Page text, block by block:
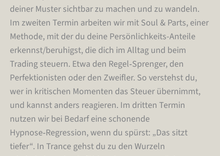
deiner Muster sichtbar zu machen und zu wandeln.
Im zweiten Termin arbeiten wir mit Soul & Parts, einer
Methode, mit der du deine Persönlichkeits-Anteile
erkennst/beruhigst, die dich im Alltag und beim
Trading steuern. Etwa den Regel‑Sprenger, den
Perfektionisten oder den Zweifler. So verstehst du,
wer in kritischen Momenten das Steuer übernimmt,
und kannst anders reagieren. Im dritten Termin
nutzen wir bei Bedarf eine schonende
Hypnose‑Regression, wenn du spürst: „Das sitzt
tiefer“. In Trance gehst du zu den Wurzeln